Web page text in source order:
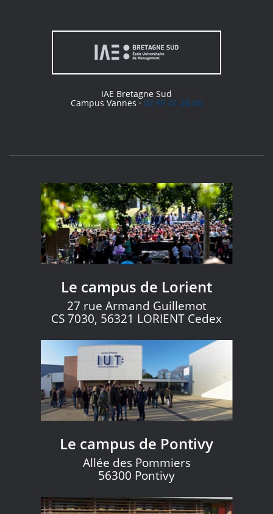
IAE Bretagne Sud
Campus Vannes ·02 97 01 26 05
Le campus de Lorient
27 rue Armand Guillemot
CS 7030, 56321 LORIENT Cedex
Le campus de Pontivy
Allée des Pommiers
56300 Pontivy